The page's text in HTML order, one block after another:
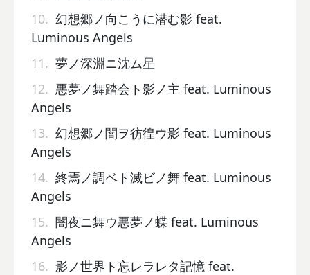
10. 幻想郷ノ向こうに潜む影 feat.
Luminous Angels
11. 夢ノ深淵ニ沈ム星
12. 悪夢ノ舞踏会ト影ノ主 feat. Luminous
Angels
13. 幻想郷ノ闇ヲ彷徨ウ影 feat. Luminous
Angels
14. 終焉ノ調ベト滅ビノ舞 feat. Luminous
Angels
15. 闇夜ニ舞ウ悪夢ノ蝶 feat. Luminous
Angels
16. 影ノ世界ト忘レラレタ記憶 feat.